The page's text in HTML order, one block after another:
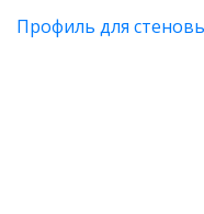
Профиль для